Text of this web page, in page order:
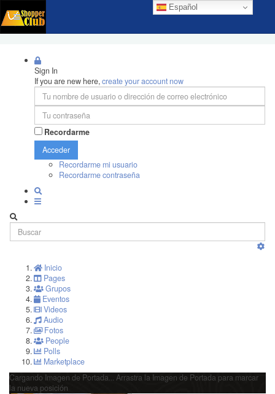
Español
Sign In
If you are new here,create your account now
Recordarme
Acceder
Recordarme mi usuario
Recordarme contraseña
Inicio
Pages
Grupos
Eventos
Videos
Audio
Fotos
People
Polls
Marketplace
Cargando Imagen de Portada...
Arrastra la Imagen de Portada para marcar
la nueva posición